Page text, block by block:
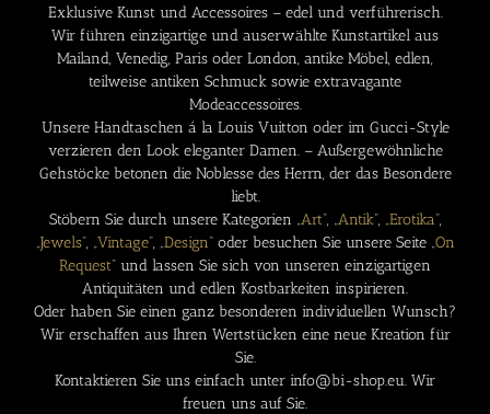
Exklusive Kunst und Accessoires – edel und verführerisch.
Wir führen einzigartige und auserwählte Kunstartikel aus
Mailand, Venedig, Paris oder London, antike Möbel, edlen,
teilweise antiken Schmuck sowie extravagante
Modeaccessoires.
Unsere Handtaschen á la Louis Vuitton oder im Gucci-Style
verzieren den Look eleganter Damen. – Außergewöhnliche
Gehstöcke betonen die Noblesse des Herrn, der das Besondere
liebt.
Stöbern Sie durch unsere Kategorien „Art“, „Antik“, „Erotika“,
„Jewels“, „Vintage“, „Design“ oder besuchen Sie unsere Seite „On
Request“ und lassen Sie sich von unseren einzigartigen
Antiquitäten und edlen Kostbarkeiten inspirieren.
Oder haben Sie einen ganz besonderen individuellen Wunsch?
Wir erschaffen aus Ihren Wertstücken eine neue Kreation für
Sie.
Kontaktieren Sie uns einfach unter info@bi-shop.eu. Wir
freuen uns auf Sie.